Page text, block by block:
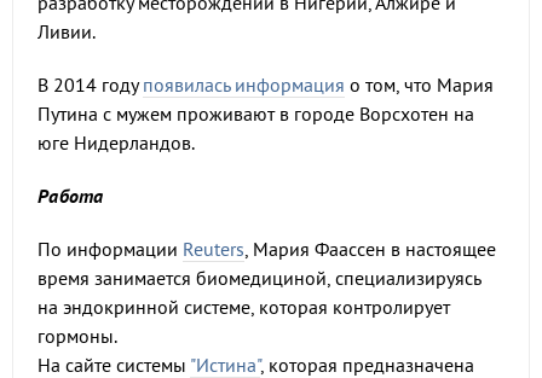
Ливии.
В 2014 годупоявилась информация о том, что Мария
Путина с мужем проживают в городе Ворсхотен на
юге Нидерландов.
Работа
По информации Reuters, Мария Фаассен в настоящее
время занимается биомедициной, специализируясь
на эндокринной системе, которая контролирует
гормоны.
На сайте системы "Истина", которая предназначена